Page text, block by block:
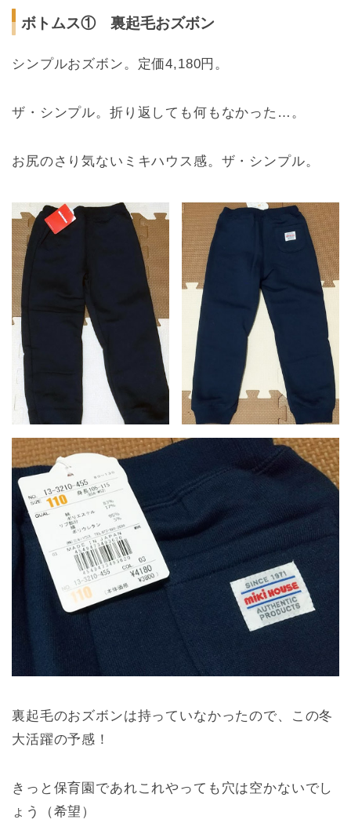
ボトムス① 裏起毛おズボン
シンプルおズボン。定価4,180円。
ザ・シンプル。折り返しても何もなかった…。
お尻のさり気ないミキハウス感。ザ・シンプル。
裏起毛のおズボンは持っていなかったので、この冬
大活躍の予感！
きっと保育園であれこれやっても穴は空かないでし
ょう（希望）